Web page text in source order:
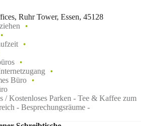
Ruhr Tower, Essen, 45128
Büro
/ Kostenloses Parken - Tee & Kaffee zum
- Besprechungsräume -